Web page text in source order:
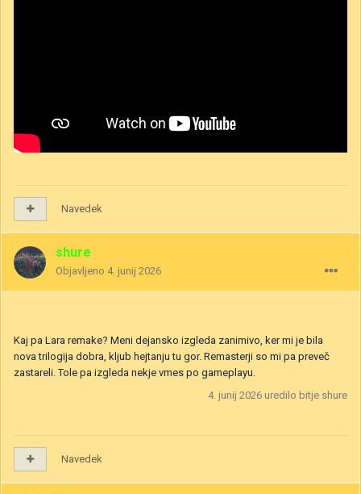
Navedek
shure
Objavljeno 4. junij 2026
Kaj pa Lara remake? Meni dejansko izgleda zanimivo, ker mi je bila
nova trilogija dobra, kljub hejtanju tu gor. Remasterji so mi pa preveč
zastareli. Tole pa izgleda nekje vmes po gameplayu.
4. junij 2026 uredilo bitje shure
Navedek